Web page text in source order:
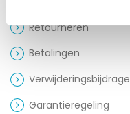
Retourneren
Betalingen
Verwijderingsbijdrage
Garantieregeling